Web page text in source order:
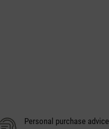
Personal purchase advice